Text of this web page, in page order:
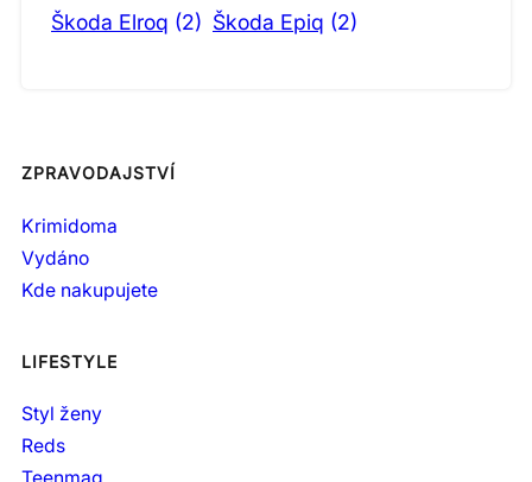
Škoda Elroq (2) Škoda Epiq (2)
ZPRAVODAJSTVÍ
Krimidoma
Vydáno
Kde nakupujete
LIFESTYLE
Styl ženy
Reds